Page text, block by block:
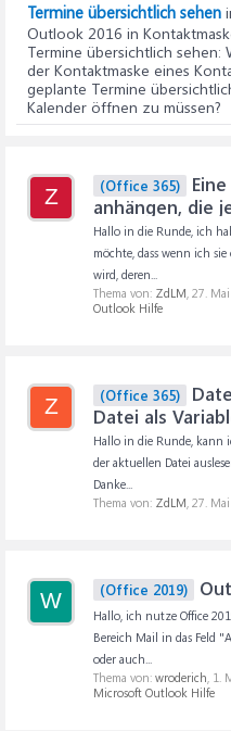
Termine übersichtlich sehen
Outlook 2016 in
Termine übersichtlich sehen:
der Kontaktmaske eines
geplante Termine
Kalender öffnen zu müssen?
Z (Office 365)
anhängen, die
Hallo in die Runde, ich
möchte, dass wenn ich
wird, deren...
Thema von: ZdLM, 27.
Outlook Hilfe
Z (Office 365)
Datei als
Hallo in die Runde, kann
der aktuellen Datei
Danke...
Thema von: ZdLM, 27.
W (Office 2019)
Hallo, ich nutze Office
Bereich Mail in das Feld
oder auch...
Thema von: wroderich, 1.
Microsoft Outlook Hilfe